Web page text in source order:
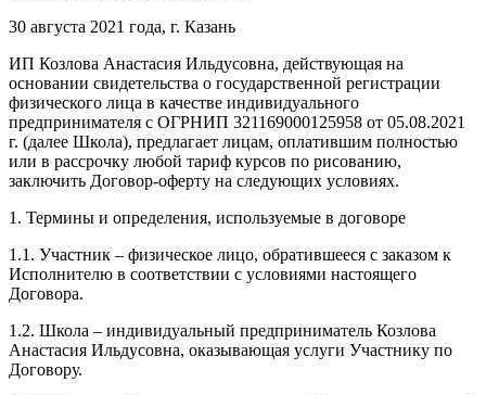
30 августа 2021 года, г. Казань
ИП Козлова Анастасия Ильдусовна, действующая на
основании свидетельства о государственной регистрации
физического лица в качестве индивидуального
предпринимателя с ОГРНИП 321169000125958 от 05.08.2021
г. (далее Школа), предлагает лицам, оплатившим полностью
или в рассрочку любой тариф курсов по рисованию,
заключить Договор-оферту на следующих условиях.
1. Термины и определения, используемые в договоре
1.1. Участник – физическое лицо, обратившееся с заказом к
Исполнителю в соответствии с условиями настоящего
Договора.
1.2. Школа – индивидуальный предприниматель Козлова
Анастасия Ильдусовна, оказывающая услуги Участнику по
Договору.